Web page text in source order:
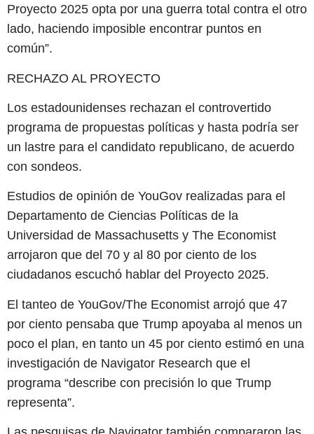
Proyecto 2025 opta por una guerra total contra el otro
lado, haciendo imposible encontrar puntos en
común”.
RECHAZO AL PROYECTO
Los estadounidenses rechazan el controvertido
programa de propuestas políticas y hasta podría ser
un lastre para el candidato republicano, de acuerdo
con sondeos.
Estudios de opinión de YouGov realizadas para el
Departamento de Ciencias Políticas de la
Universidad de Massachusetts y The Economist
arrojaron que del 70 y al 80 por ciento de los
ciudadanos escuchó hablar del Proyecto 2025.
El tanteo de YouGov/The Economist arrojó que 47
por ciento pensaba que Trump apoyaba al menos un
poco el plan, en tanto un 45 por ciento estimó en una
investigación de Navigator Research que el
programa “describe con precisión lo que Trump
representa”.